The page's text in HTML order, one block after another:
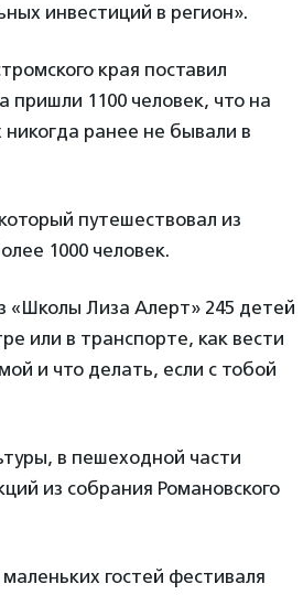
инвестиций в регион».
края поставил
1100 человек, что на
ранее не бывали в
путешествовал из
1000 человек.
«Школы Лиза Алерт» 245 детей
или в транспорте, как вести
и что делать, если с тобой
в пешеходной части
из собрания Романовского
гостей фестиваля